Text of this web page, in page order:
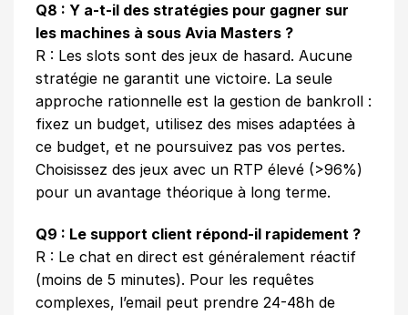
Q8 : Y a-t-il des stratégies pour gagner sur
les machines à sous Avia Masters ?
R : Les slots sont des jeux de hasard. Aucune
stratégie ne garantit une victoire. La seule
approche rationnelle est la gestion de bankroll :
fixez un budget, utilisez des mises adaptées à
ce budget, et ne poursuivez pas vos pertes.
Choisissez des jeux avec un RTP élevé (>96%)
pour un avantage théorique à long terme.
Q9 : Le support client répond-il rapidement ?
R : Le chat en direct est généralement réactif
(moins de 5 minutes). Pour les requêtes
complexes, l’email peut prendre 24-48h de